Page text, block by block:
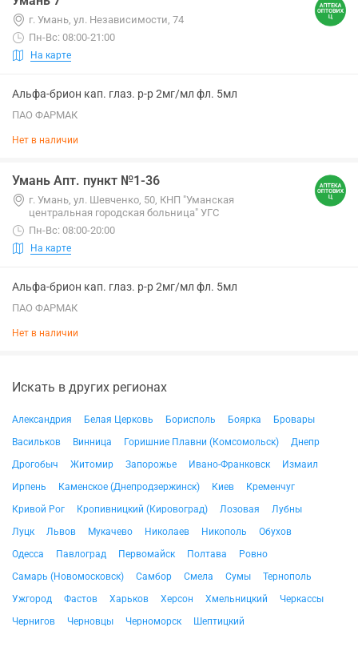
г. Умань, ул. Независимости, 74
Пн-Вс: 08:00-21:00
На карте
Альфа-брион кап. глаз. р-р 2мг/мл фл. 5мл
ПАО ФАРМАК
Нет в наличии
Умань Апт. пункт №1-36
г. Умань, ул. Шевченко, 50, КНП "Уманская
центральная городская больница" УГС
Пн-Вс: 08:00-20:00
На карте
Альфа-брион кап. глаз. р-р 2мг/мл фл. 5мл
ПАО ФАРМАК
Нет в наличии
Искать в других регионах
Александрия Белая Церковь Борисполь Боярка
Бровары
Васильков
Винница Горишние Плавни (Комсомольск)
Днепр
Дрогобыч
Житомир Запорожье Ивано-Франковск
Измаил
Ирпень
Каменское (Днепродзержинск) Киев
Кременчуг
Кривой Рог
Кропивницкий (Кировоград) Лозовая
Лубны
Луцк
Львов Мукачево Николаев Никополь
Обухов
Одесса
Павлоград Первомайск Полтава
Ровно
Самарь (Новомосковск)
Самбор Смела Сумы
Тернополь
Ужгород
Фастов Харьков Херсон Хмельницкий
Черкассы
Чернигов
Черновцы Черноморск Шептицкий